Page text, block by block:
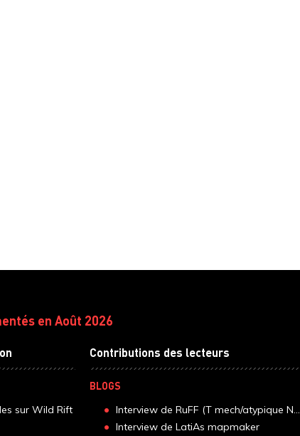
en Août 2026
sur Wild Rift
Contributions des lecteurs
BLOGS
Interview de RuFF (T mech/atypique N...
Interview de LatiAs mapmaker